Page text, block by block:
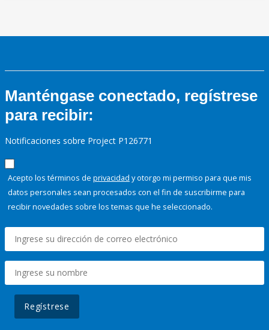
Manténgase conectado, regístrese
para recibir:
Notificaciones sobre Project P126771
Acepto los términos de privacidad y otorgo mi permiso para que mis
datos personales sean procesados con el fin de suscribirme para
recibir novedades sobre los temas que he seleccionado.
Regístrese